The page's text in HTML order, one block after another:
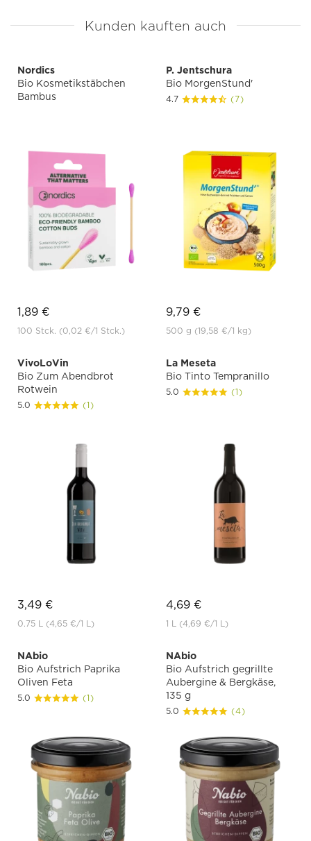
Kunden kauften auch
Nordics
Bio Kosmetikstäbchen
Bambus
1,89 €
100 Stck. (0,02 €/1 Stck.)
P. Jentschura
Bio MorgenStund'
4.7 (7)
9,79 €
500 g (19,58 €/1 kg)
VivoLoVin
Bio Zum Abendbrot
Rotwein
5.0 (1)
3,49 €
0.75 L (4,65 €/1 L)
La Meseta
Bio Tinto Tempranillo
5.0 (1)
4,69 €
1 L (4,69 €/1 L)
NAbio
Bio Aufstrich Paprika
Oliven Feta
5.0 (1)
NAbio
Bio Aufstrich gegrillte
Aubergine & Bergkäse,
135 g
5.0 (4)